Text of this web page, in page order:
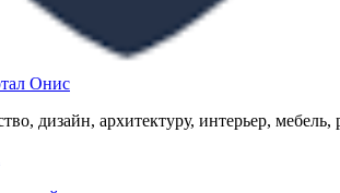
Онис
дизайн, архитектуру, интерьер, мебель,